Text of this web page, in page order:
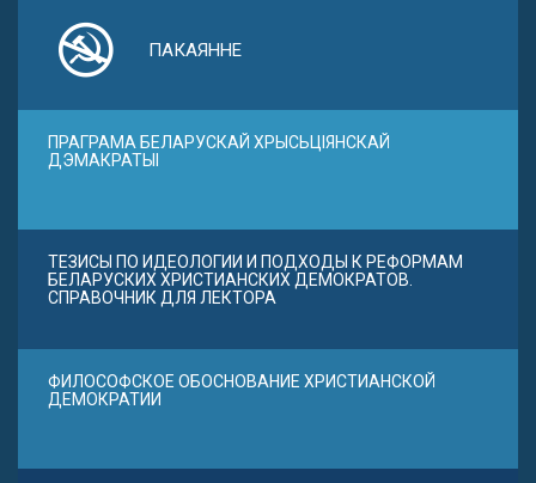
ПАКАЯННЕ
ПРАГРАМА БЕЛАРУСКАЙ ХРЫСЬЦІЯНСКАЙ
ДЭМАКРАТЫІ
ТЕЗИСЫ ПО ИДЕОЛОГИИ И ПОДХОДЫ К РЕФОРМАМ
БЕЛАРУСКИХ ХРИСТИАНСКИХ ДЕМОКРАТОВ.
СПРАВОЧНИК ДЛЯ ЛЕКТОРА
ФИЛОСОФСКОЕ ОБОСНОВАНИЕ ХРИСТИАНСКОЙ
ДЕМОКРАТИИ